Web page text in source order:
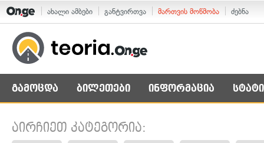
ახალი ამბები განტვირთვა მართვის მოწმობა ძებნა
გამოცდა ბილეთები ინფორმაცია
აირჩიეთ კატეგორია: